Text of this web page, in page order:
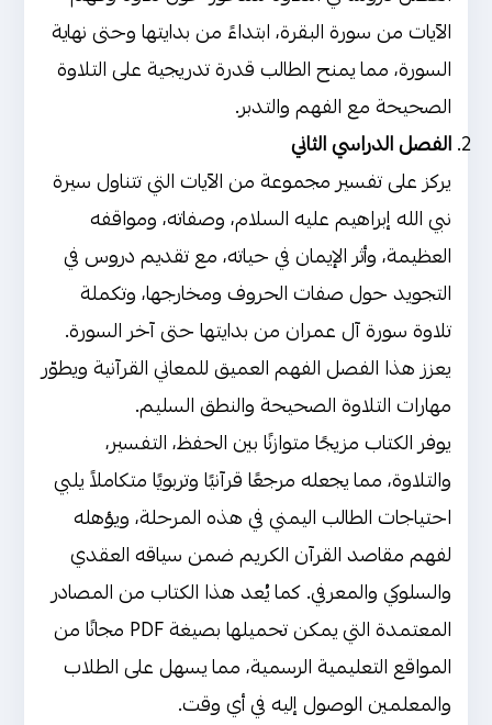
الآيات من سورة البقرة، ابتداءً من بدايتها وحتى نهاية
السورة، مما يمنح الطالب قدرة تدريجية على التلاوة
الصحيحة مع الفهم والتدبر.
الفصل الدراسي الثاني
يركز على تفسير مجموعة من الآيات التي تتناول سيرة
نبي الله إبراهيم عليه السلام، وصفاته، ومواقفه
العظيمة، وأثر الإيمان في حياته، مع تقديم دروس في
التجويد حول صفات الحروف ومخارجها، وتكملة
تلاوة سورة آل عمران من بدايتها حتى آخر السورة.
يعزز هذا الفصل الفهم العميق للمعاني القرآنية ويطوّر
مهارات التلاوة الصحيحة والنطق السليم.
يوفر الكتاب مزيجًا متوازنًا بين الحفظ، التفسير،
والتلاوة، مما يجعله مرجعًا قرآنيًا وتربويًا متكاملاً يلبي
احتياجات الطالب اليمني في هذه المرحلة، ويؤهله
لفهم مقاصد القرآن الكريم ضمن سياقه العقدي
والسلوكي والمعرفي. كما يُعد هذا الكتاب من المصادر
المعتمدة التي يمكن تحميلها بصيغة PDF مجانًا من
المواقع التعليمية الرسمية، مما يسهل على الطلاب
والمعلمين الوصول إليه في أي وقت.